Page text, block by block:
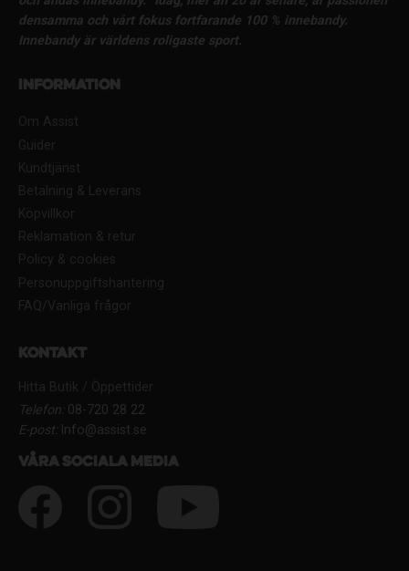
densamma och vårt fokus fortfarande 100 % innebandy.
Innebandy är världens roligaste sport.
Information
Om Assist
Guider
Kundtjänst
Betalning & Leverans
Köpvillkor
Reklamation & retur
Policy & cookies
Personuppgiftshantering
FAQ/Vanliga frågor
Kontakt
Hitta Butik / Öppettider
Telefon:08-720 28 22
E-post:Info@assist.se
Våra sociala media